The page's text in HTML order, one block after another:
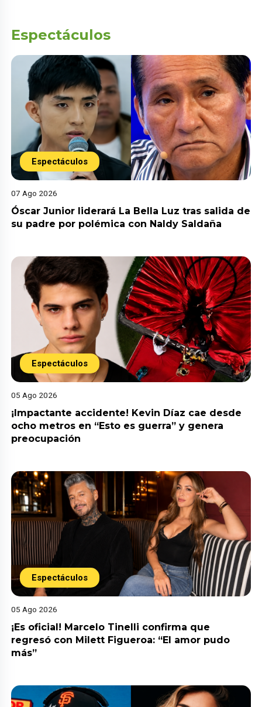
Espectáculos
Espectáculos
07 Ago 2026
Óscar Junior liderará La Bella Luz tras salida de
su padre por polémica con Naldy Saldaña
Espectáculos
05 Ago 2026
¡Impactante accidente! Kevin Díaz cae desde
ocho metros en “Esto es guerra” y genera
preocupación
Espectáculos
05 Ago 2026
¡Es oficial! Marcelo Tinelli confirma que
regresó con Milett Figueroa: “El amor pudo
más”